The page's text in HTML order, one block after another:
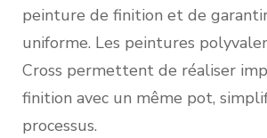
peinture de finition et de
uniforme. Les peintures
Cross permettent de réaliser
finition avec un même pot,
processus.